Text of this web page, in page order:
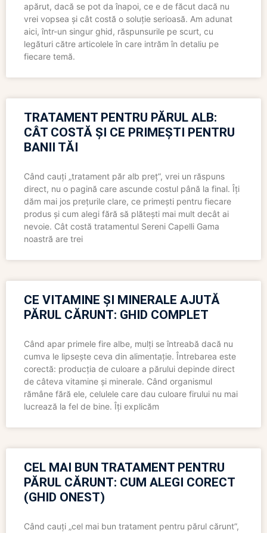
apărut, dacă se pot da înapoi, ce e de făcut dacă nu
vrei vopsea și cât costă o soluție serioasă. Am adunat
aici, într-un singur ghid, răspunsurile pe scurt, cu
legături către articolele în care intrăm în detaliu pe
fiecare temă.
TRATAMENT PENTRU PĂRUL ALB:
CÂT COSTĂ ȘI CE PRIMEȘTI PENTRU
BANII TĂI
Când cauți „tratament păr alb preț”, vrei un răspuns
direct, nu o pagină care ascunde costul până la final. Îți
dăm mai jos prețurile clare, ce primești pentru fiecare
produs și cum alegi fără să plătești mai mult decât ai
nevoie. Cât costă tratamentul Sereni Capelli Gama
noastră are trei
CE VITAMINE ȘI MINERALE AJUTĂ
PĂRUL CĂRUNT: GHID COMPLET
Când apar primele fire albe, mulți se întreabă dacă nu
cumva le lipsește ceva din alimentație. Întrebarea este
corectă: producția de culoare a părului depinde direct
de câteva vitamine și minerale. Când organismul
rămâne fără ele, celulele care dau culoare firului nu mai
lucrează la fel de bine. Îți explicăm
CEL MAI BUN TRATAMENT PENTRU
PĂRUL CĂRUNT: CUM ALEGI CORECT
(GHID ONEST)
Când cauți „cel mai bun tratament pentru părul cărunt”,